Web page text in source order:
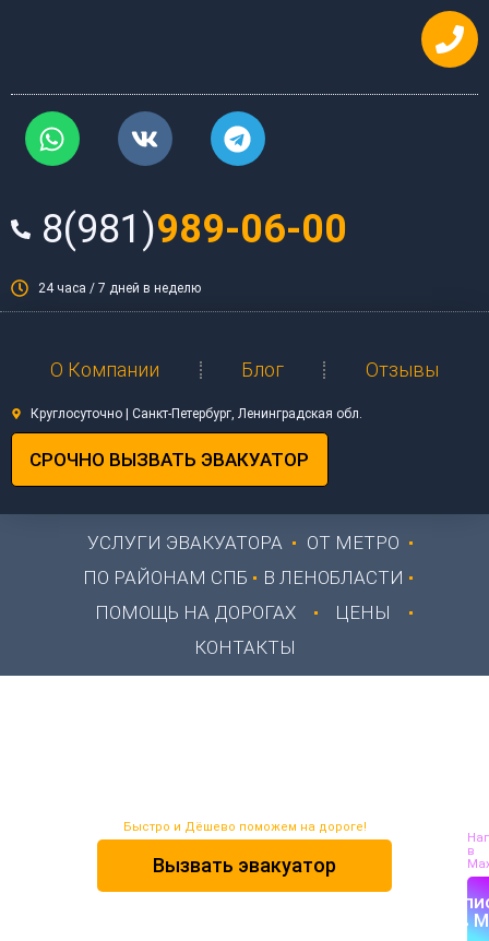
W
h
t
s
p
p
V
k
T
e
e
g
m
8(981)989-06-00
24 часа / 7 дней в неделю
О Компании Блог Отзывы
Круглосуточно | Санкт-Петербург, Ленинградская обл.
СРОЧНО ВЫЗВАТЬ ЭВАКУАТОР
УСЛУГИ ЭВАКУАТОРА
ОТ МЕТРО
ПО РАЙОНАМ СПБ
В ЛЕНОБЛАСТИ
ПОМОЩЬ НА ДОРОГАХ
ЦЕНЫ
КОНТАКТЫ
Быстро и Дёшево поможем на дороге!
Вызвать эвакуатор
в
в